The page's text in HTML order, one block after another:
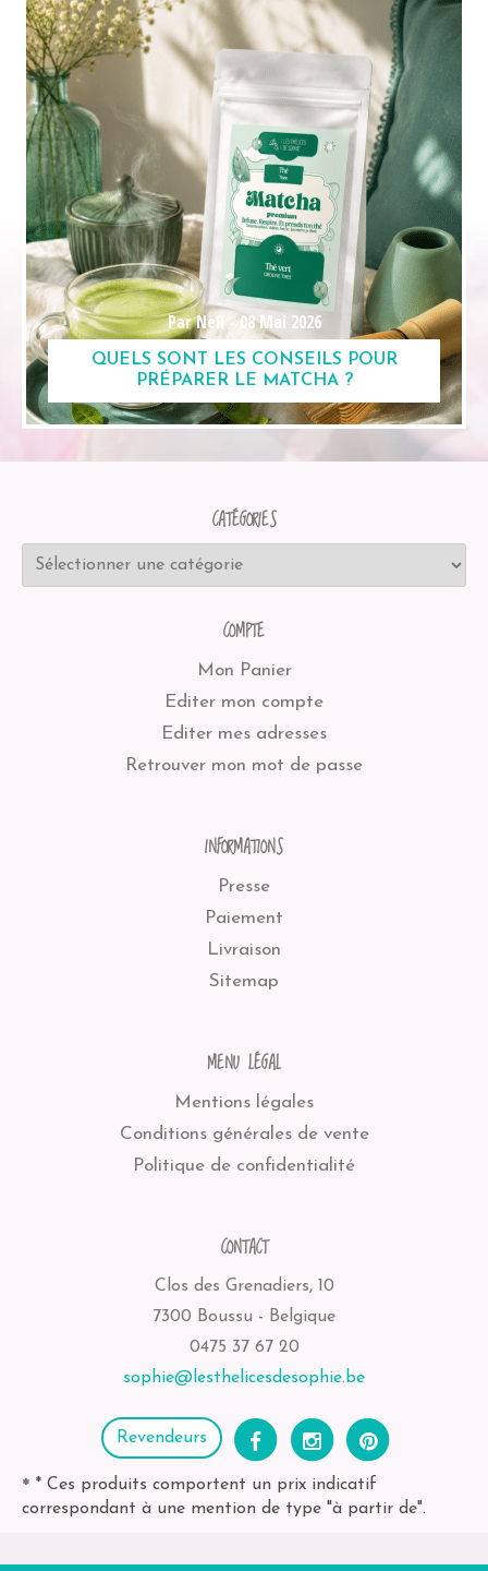
Par Nell -08 Mai 2026
QUELS SONT LES CONSEILS POUR
PRÉPARER LE MATCHA ?
CATÉGORIES
COMPTE
Mon Panier
Editer mon compte
Editer mes adresses
Retrouver mon mot de passe
INFORMATIONS
Presse
Paiement
Livraison
Sitemap
MENU LÉGAL
Mentions légales
Conditions générales de vente
Politique de confidentialité
CONTACT
Clos des Grenadiers, 10
7300 Boussu - Belgique
0475 37 67 20
sophie@lesthelicesdesophie.be
Revendeurs
* * Ces produits comportent un prix indicatif
correspondant à une mention de type "à partir de".